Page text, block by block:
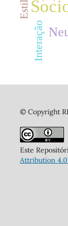
Interação
© Copyright
Este
Attribution